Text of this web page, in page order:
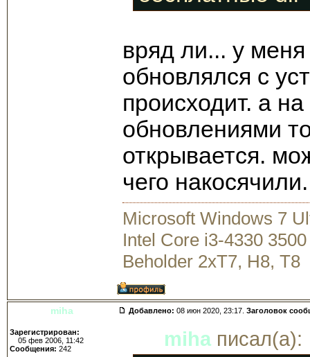
вряд ли... у
обновлялся с
происходит. а
обновлениями
открывается.
чего накосячили.
Microsoft Windows 7
Intel Core i3-4330
Beholder 2xT7, H8, T8
miha Добавлено: 08 июн 2020, 23:17. Заголовок
Зарегистрирован:
05 фев 2006, 11:42
Сообщения: 242 miha писал(а):